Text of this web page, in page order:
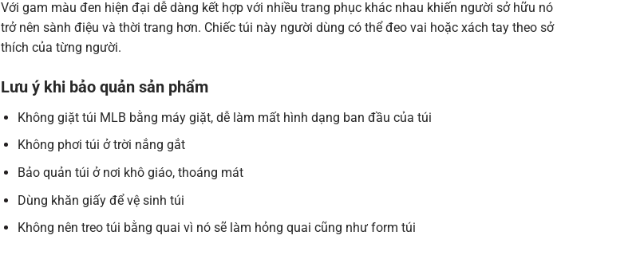
Với gam màu đen hiện đại dễ dàng kết hợp với nhiều trang phục khác nhau khiến người sở hữu nó
trở nên sành điệu và thời trang hơn. Chiếc túi này người dùng có thể đeo vai hoặc xách tay theo sở
thích của từng người.
Lưu ý khi bảo quản sản phẩm
Không giặt túi MLB bằng máy giặt, dễ làm mất hình dạng ban đầu của túi
Không phơi túi ở trời nắng gắt
Bảo quản túi ở nơi khô giáo, thoáng mát
Dùng khăn giấy để vệ sinh túi
Không nên treo túi bằng quai vì nó sẽ làm hỏng quai cũng như form túi